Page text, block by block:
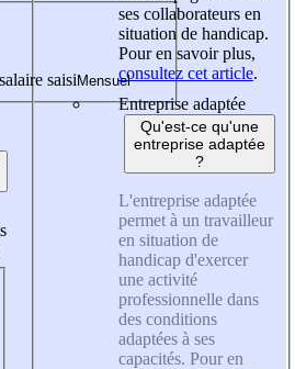
saisi
ses collaborateurs en
situation de handicap.
Pour en savoir plus,
consultez cet article.
Entreprise adaptée
Qu'est-ce qu'une
entreprise adaptée
?
L'entreprise adaptée
permet à un travailleur
en situation de
handicap d'exercer
une activité
professionnelle dans
des conditions
adaptées à ses
capacités. Pour en